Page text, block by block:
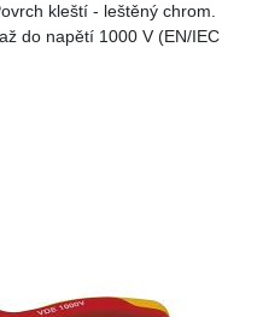
kleští - leštěný chrom.
do napětí 1000 V (EN/IEC